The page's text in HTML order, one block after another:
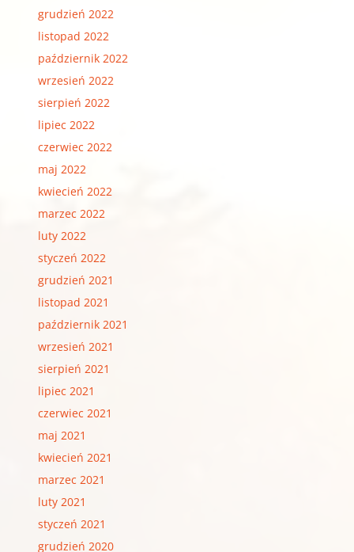
grudzień 2022
listopad 2022
październik 2022
wrzesień 2022
sierpień 2022
lipiec 2022
czerwiec 2022
maj 2022
kwiecień 2022
marzec 2022
luty 2022
styczeń 2022
grudzień 2021
listopad 2021
październik 2021
wrzesień 2021
sierpień 2021
lipiec 2021
czerwiec 2021
maj 2021
kwiecień 2021
marzec 2021
luty 2021
styczeń 2021
grudzień 2020